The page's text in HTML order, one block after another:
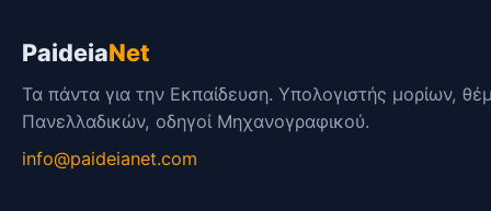
PaideiaNet
Τα πάντα για την Εκπαίδευση. Υπολογιστής μορίων,
Πανελλαδικών, οδηγοί Μηχανογραφικού.
info@paideianet.com